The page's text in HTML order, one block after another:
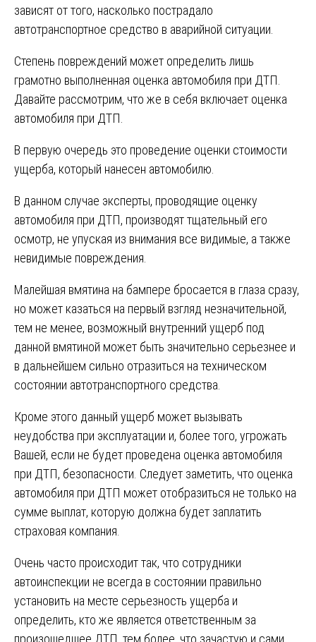
зависят от того, насколько пострадало
автотранспортное средство в аварийной ситуации.
Степень повреждений может определить лишь
грамотно выполненная оценка автомобиля при ДТП.
Давайте рассмотрим, что же в себя включает оценка
автомобиля при ДТП.
В первую очередь это проведение оценки стоимости
ущерба, который нанесен автомобилю.
В данном случае эксперты, проводящие оценку
автомобиля при ДТП, производят тщательный его
осмотр, не упуская из внимания все видимые, а также
невидимые повреждения.
Малейшая вмятина на бампере бросается в глаза сразу,
но может казаться на первый взгляд незначительной,
тем не менее, возможный внутренний ущерб под
данной вмятиной может быть значительно серьезнее и
в дальнейшем сильно отразиться на техническом
состоянии автотранспортного средства.
Кроме этого данный ущерб может вызывать
неудобства при эксплуатации и, более того, угрожать
Вашей, если не будет проведена оценка автомобиля
при ДТП, безопасности. Следует заметить, что оценка
автомобиля при ДТП может отобразиться не только на
сумме выплат, которую должна будет заплатить
страховая компания.
Очень часто происходит так, что сотрудники
автоинспекции не всегда в состоянии правильно
установить на месте серьезность ущерба и
определить, кто же является ответственным за
произошедшее ДТП, тем более, что зачастую и сами